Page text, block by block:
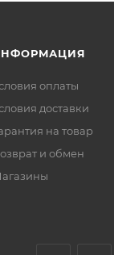
оплаты
доставки
на товар
и обмен